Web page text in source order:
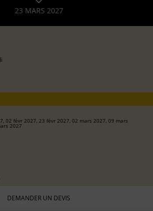
23 MARS 2027
02 févr 2027, 23 févr 2027, 02 mars 2027, 09 mars
2027
DEMANDER UN DEVIS